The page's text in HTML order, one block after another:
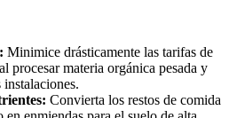
Minimice drásticamente las tarifas de
procesar materia orgánica pesada y
instalaciones.
Convierta los restos de comida